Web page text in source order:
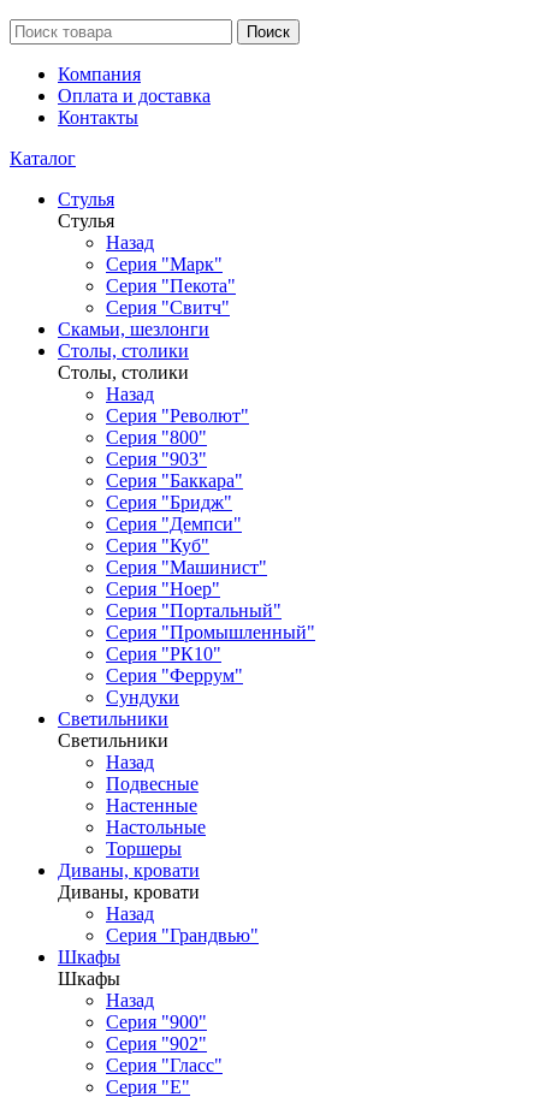
Поиск
Компания
Оплата и доставка
Контакты
Каталог
Стулья
Стулья
Назад
Серия "Марк"
Серия "Пекота"
Серия "Свитч"
Скамьи, шезлонги
Столы, столики
Столы, столики
Назад
Серия "Револют"
Серия "800"
Серия "903"
Серия "Баккара"
Серия "Бридж"
Серия "Демпси"
Серия "Куб"
Серия "Машинист"
Серия "Ноер"
Серия "Портальный"
Серия "Промышленный"
Серия "РК10"
Серия "Феррум"
Сундуки
Светильники
Светильники
Назад
Подвесные
Настенные
Настольные
Торшеры
Диваны, кровати
Диваны, кровати
Назад
Серия "Грандвью"
Шкафы
Шкафы
Назад
Серия "900"
Серия "902"
Серия "Гласс"
Серия "Е"